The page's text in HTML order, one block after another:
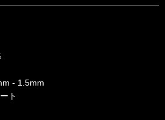
- 1.5mm
ト